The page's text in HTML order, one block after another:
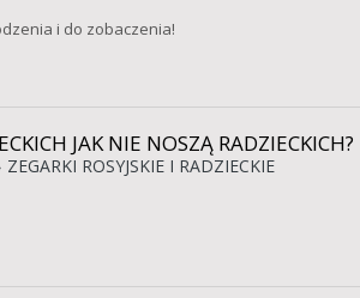
i do zobaczenia!
JAK NIE NOSZĄ RADZIECKICH?
ZEGARKI ROSYJSKIE I RADZIECKIE